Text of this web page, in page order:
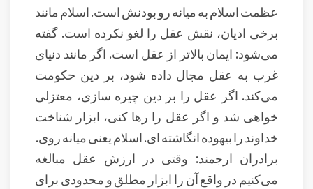
عظمت اسلام به میانه رو بودنش است. اسلام مانند
برخی ادیان، نقش عقل را لغو نکرده است. گفته
می‌شود: ایمان بالاتر از عقل است. اگر مانند دنیای
غرب به عقل مجال داده شود، بر دین حکومت
می‌کند. اگر عقل را بر دین چیره سازی، معتزلی
خواهی شد و اگر عقل را رها کنی، ابزار شناخت
خداوند را بیهوده انگاشته ای. اسلام یعنی میانه روی.
برادران ارجمند: وقتی در ارزش عقل مبالغه
می‌کنیم در واقع آن را ابزار مطلق و محدودی برای